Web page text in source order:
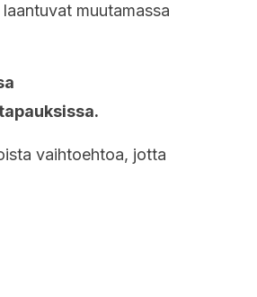
muutamassa
vaihtoehtoa, jotta